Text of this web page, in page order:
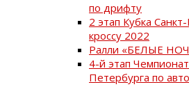
по дрифту
2 этап Кубка
кроссу 2022
Ралли «БЕЛЫЕ
4-й этап
Петербурга по